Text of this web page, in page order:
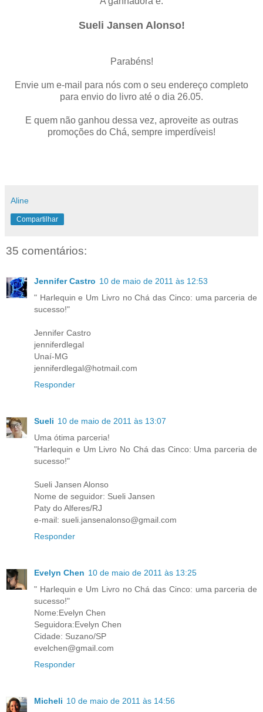
Sueli Jansen Alonso!
Parabéns!
Envie um e-mail para nós com o seu endereço completo
para envio do livro até o dia 26.05.
E quem não ganhou dessa vez, aproveite as outras
promoções do Chá, sempre imperdíveis!
Aline
Compartilhar
35 comentários:
Jennifer Castro 10 de maio de 2011 às 12:53
" Harlequin e Um Livro no Chá das Cinco: uma parceria de
sucesso!"
Jennifer Castro
jenniferdlegal
Unaí-MG
jenniferdlegal@hotmail.com
Responder
Sueli 10 de maio de 2011 às 13:07
Uma ótima parceria!
"Harlequin e Um Livro No Chá das Cinco: Uma parceria de
sucesso!"
Sueli Jansen Alonso
Nome de seguidor: Sueli Jansen
Paty do Alferes/RJ
e-mail: sueli.jansenalonso@gmail.com
Responder
Evelyn Chen 10 de maio de 2011 às 13:25
" Harlequin e Um Livro no Chá das Cinco: uma parceria de
sucesso!"
Nome:Evelyn Chen
Seguidora:Evelyn Chen
Cidade: Suzano/SP
evelchen@gmail.com
Responder
Micheli 10 de maio de 2011 às 14:56